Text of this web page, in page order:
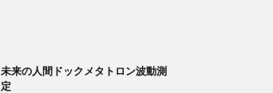
未来の人間ドックメタトロン波動測
定